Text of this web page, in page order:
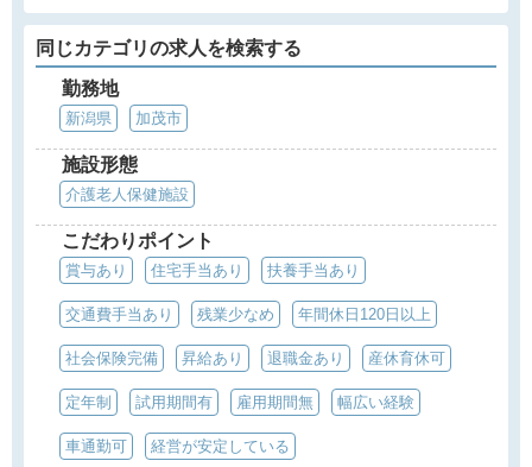
同じカテゴリの求人を検索する
勤務地
新潟県 加茂市
施設形態
介護老人保健施設
こだわりポイント
賞与あり 住宅手当あり 扶養手当あり
交通費手当あり 残業少なめ 年間休日120日以上
社会保険完備 昇給あり 退職金あり 産休育休可
定年制 試用期間有 雇用期間無 幅広い経験
車通勤可 経営が安定している